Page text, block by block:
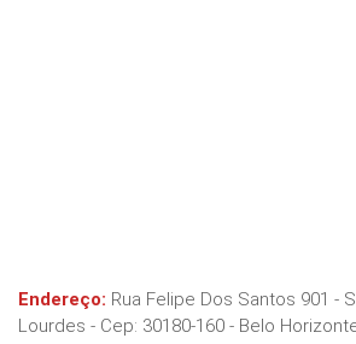
Endereço: Rua Felipe Dos Santos 901 -
Lourdes - Cep: 30180-160 - Belo